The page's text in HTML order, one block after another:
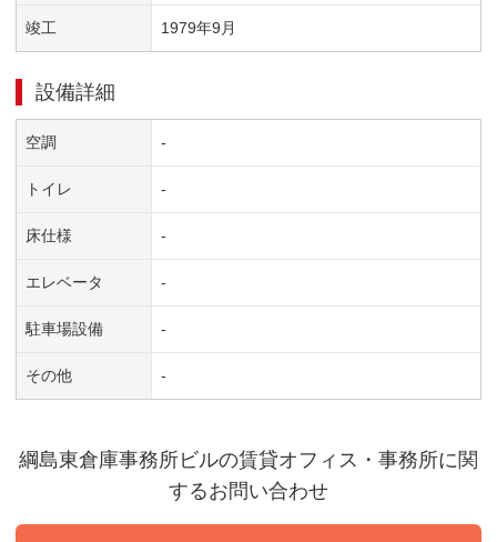
竣工 1979年9 月
設備詳細
空調 -
トイレ -
床仕様 -
エレベータ -
駐車場設備 -
その他 -
綱島東倉庫事務所ビルの賃貸オフィス・事務所に関
するお問い合わせ